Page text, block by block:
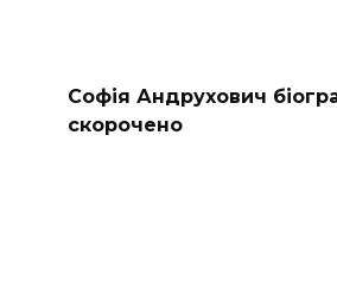
Софія Андрухович
скорочено